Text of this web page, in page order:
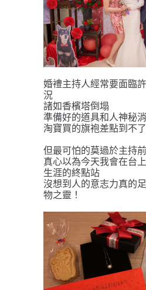
婚禮主持人經常要面臨
況
諸如香檳塔倒塌
準備好的道具和人神秘
淘寶買的旗袍差點到不了
但最可怕的莫過於主持
真心以為今天我會在台
生涯的終點站
沒想到人的意志力真的
物之靈！